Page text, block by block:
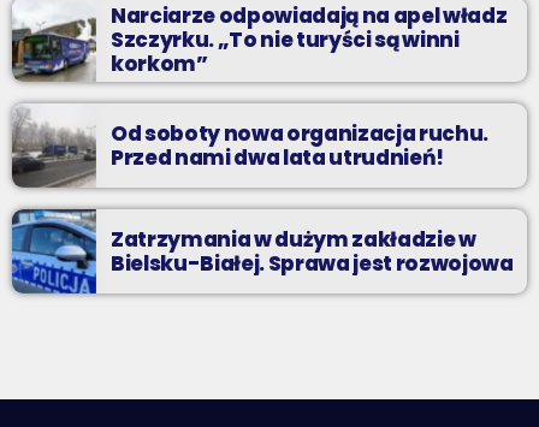
Narciarze odpowiadają na apel władz
Szczyrku. „To nie turyści są winni
korkom”
Od soboty nowa organizacja ruchu.
Przed nami dwa lata utrudnień!
Zatrzymania w dużym zakładzie w
Bielsku-Białej. Sprawa jest rozwojowa